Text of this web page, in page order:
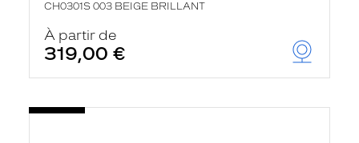
CH0301S 003 BEIGE BRILLANT
À partir de
319,00 €